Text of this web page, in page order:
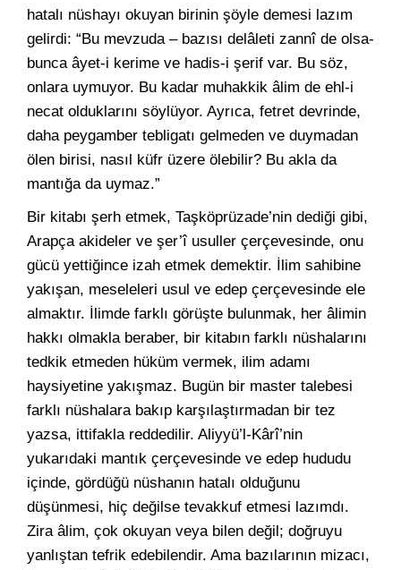
hatalı nüshayı okuyan birinin şöyle demesi lazım
gelirdi: “Bu mevzuda – bazısı delâleti zannî de olsa-
bunca âyet-i kerime ve hadis-i şerif var. Bu söz,
onlara uymuyor. Bu kadar muhakkik âlim de ehl-i
necat olduklarını söylüyor. Ayrıca, fetret devrinde,
daha peygamber tebligatı gelmeden ve duymadan
ölen birisi, nasıl küfr üzere ölebilir? Bu akla da
mantığa da uymaz.”
Bir kitabı şerh etmek, Taşköprüzade’nin dediği gibi,
Arapça akideler ve şer’î usuller çerçevesinde, onu
gücü yettiğince izah etmek demektir. İlim sahibine
yakışan, meseleleri usul ve edep çerçevesinde ele
almaktır. İlimde farklı görüşte bulunmak, her âlimin
hakkı olmakla beraber, bir kitabın farklı nüshalarını
tedkik etmeden hüküm vermek, ilim adamı
haysiyetine yakışmaz. Bugün bir master talebesi
farklı nüshalara bakıp karşılaştırmadan bir tez
yazsa, ittifakla reddedilir. Aliyyü’l-Kârî’nin
yukarıdaki mantık çerçevesinde ve edep hududu
içinde, gördüğü nüshanın hatalı olduğunu
düşünmesi, hiç değilse tevakkuf etmesi lazımdı.
Zira âlim, çok okuyan veya bilen değil; doğruyu
yanlıştan tefrik edebilendir. Ama bazılarının mizacı,